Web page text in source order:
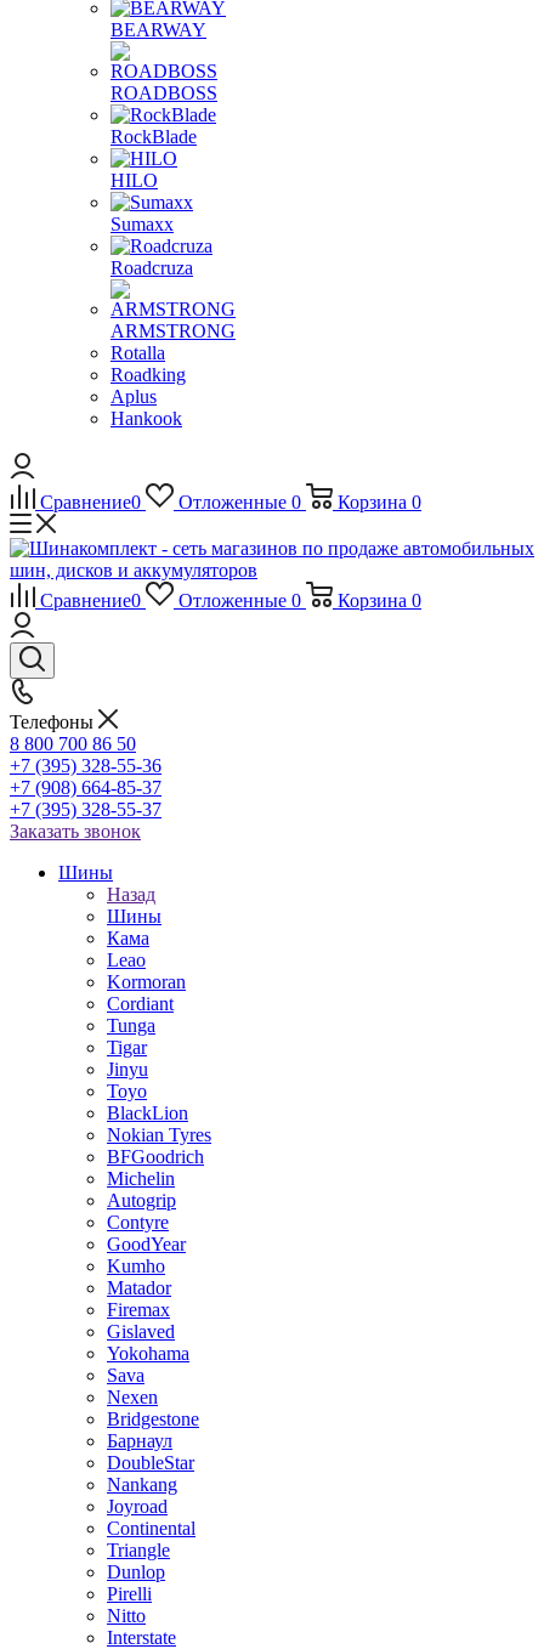
BEARWAY
ROADBOSS
RockBlade
HILO
Sumaxx
Roadcruza
ARMSTRONG
Rotalla
Roadking
Aplus
Hankook
Сравнение0 Отложенные 0 Корзина 0
Сравнение0 Отложенные 0 Корзина 0
Телефоны
8 800 700 86 50
+7 (395) 328-55-36
+7 (908) 664-85-37
+7 (395) 328-55-37
Заказать звонок
Шины
Назад
Шины
Кама
Leao
Kormoran
Cordiant
Tunga
Tigar
Jinyu
Toyo
BlackLion
Nokian Tyres
BFGoodrich
Michelin
Autogrip
Contyre
GoodYear
Kumho
Matador
Firemax
Gislaved
Yokohama
Sava
Nexen
Bridgestone
Барнаул
DoubleStar
Nankang
Joyroad
Continental
Triangle
Dunlop
Pirelli
Nitto
Interstate